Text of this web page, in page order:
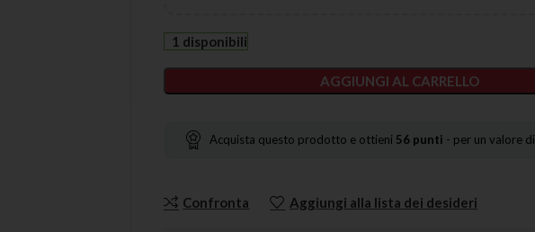
1 disponibili
AGGIUNGI AL CARRELLO
Acquista questo prodotto e ottieni 56punti - per un valore di
Confronta Aggiungi alla lista dei desideri